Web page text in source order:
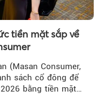
tiền mặt sắp về
(Masan Consumer,
sách cổ đông để
bằng tiền mặt